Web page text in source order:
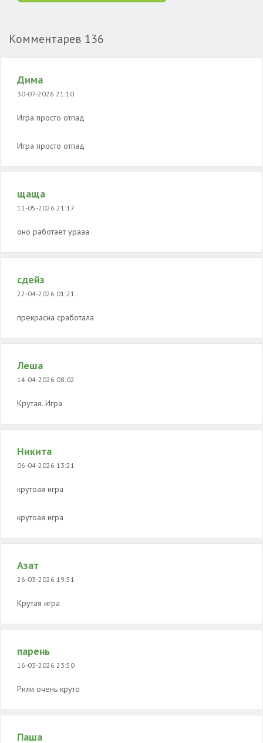
Комментарев 136
Дима
30-07-2026 21:10
Игра просто отпад
Игра просто отпад
щаща
11-05-2026 21:17
оно работает урааа
сдейз
22-04-2026 01:21
прекрасна сработала
Леша
14-04-2026 08:02
Крутая. Игра
Никита
06-04-2026 13:21
крутоая игра
крутоая игра
Азат
26-03-2026 19:51
Крутая игра
парень
16-03-2026 23:50
Рили очень круто
Паша